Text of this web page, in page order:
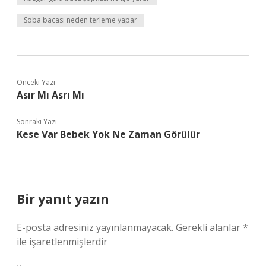
Soba bacası neden terleme yapar
Önceki Yazı
Asır Mı Asrı Mı
Sonraki Yazı
Kese Var Bebek Yok Ne Zaman Görülür
Bir yanıt yazın
E-posta adresiniz yayınlanmayacak. Gerekli alanlar*
ile işaretlenmişlerdir